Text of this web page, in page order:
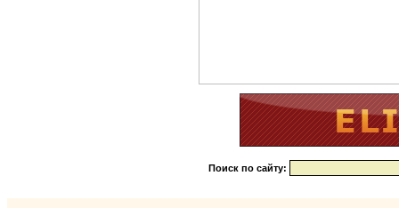
Поиск по сайту: